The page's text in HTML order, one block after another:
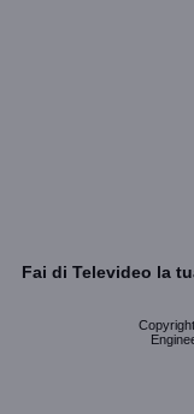
Fai di Televideo la